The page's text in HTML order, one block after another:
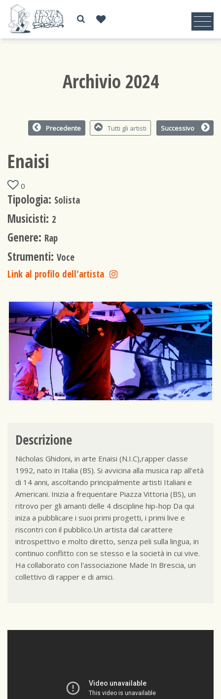
Archivio 2024
Precedente Tutti gli artisti Successivo
Enaisi
0
Tipologia: Solista
Musicisti: 2
Genere: Rap
Strumenti: Voce
Link al profilo dell'artista
Descrizione
Nicholas Ghidoni, in arte Enaisi (N.I.C),rapper classe
1992, nato in Italia (BS). Si avvicina alla musica rap all'età
di 14 anni, ascoltando principalmente artisti Italiani e
Americani. Inizia a frequentare Piazza Vittoria (BS), un
ritrovo per gli amanti delle 4 discipline hip-hop Da qui
iniza a pubblicare i suoi primi progetti, i primi live e
riscontri con il pubblico.Un artista dal carattere
introspettivo e molto diretto, senza peli sulla lingua, in
continuo conflitto con se stesso e la società in cui vive.
Ha collaborato con l'associazione Made In Brescia, un
collettivo di rapper e di amici.